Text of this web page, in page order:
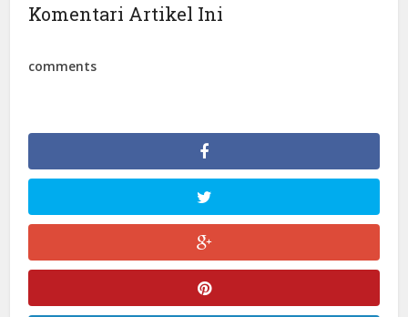
Komentari Artikel Ini
comments